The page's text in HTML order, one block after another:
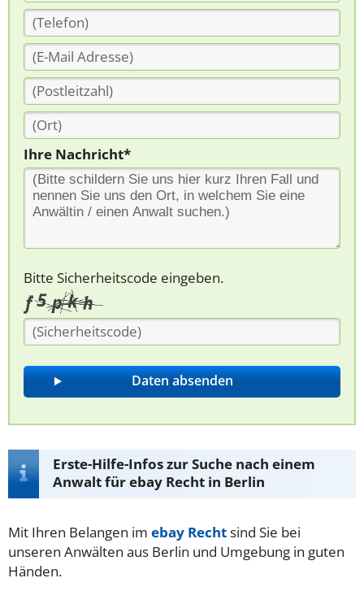
Ihre Nachricht*
Bitte Sicherheitscode eingeben.
Erste-Hilfe-Infos zur Suche nach einem
Anwalt für ebay Recht in Berlin
Mit Ihren Belangen im ebay Rechtsind Sie bei
unseren Anwälten aus Berlin und Umgebung in guten
Händen.